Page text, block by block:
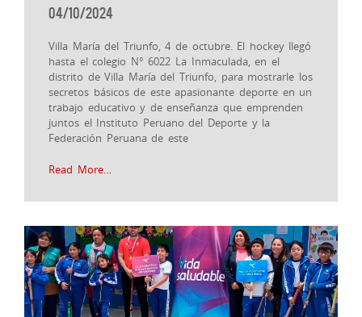
04/10/2024
Villa María del Triunfo, 4 de octubre. El hockey llegó
hasta el colegio N° 6022 La Inmaculada, en el
distrito de Villa María del Triunfo, para mostrarle los
secretos básicos de este apasionante deporte en un
trabajo educativo y de enseñanza que emprenden
juntos el Instituto Peruano del Deporte y la
Federación Peruana de este
Read More…